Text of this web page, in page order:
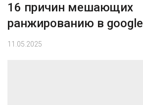
16 причин мешающих
ранжированию в google
11.05.2025